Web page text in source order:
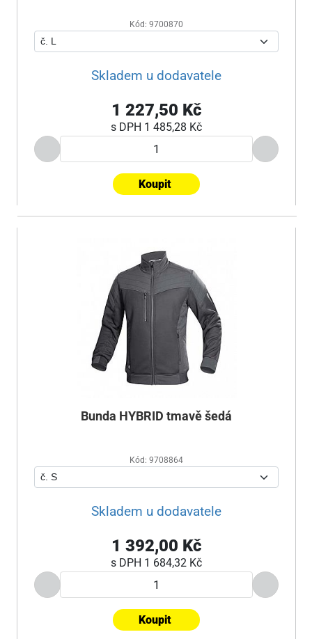
Kód: 9700870
Skladem u dodavatele
1 227,50 Kč
s DPH 1 485,28 Kč
Koupit
Bunda HYBRID tmavě šedá
Kód: 9708864
Skladem u dodavatele
1 392,00 Kč
s DPH 1 684,32 Kč
Koupit